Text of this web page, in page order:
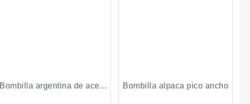
Bombilla argentina de acero
Bombilla alpaca pico ancho